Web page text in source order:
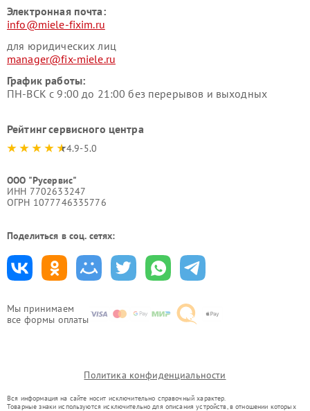
Мы принимаем
все формы оплаты
Электронная почта:
info@miele-fixim.ru
для юридических лиц
manager@fix-miele.ru
График работы:
ПН-ВСК с 9:00 до 21:00 без перерывов и выходных
Рейтинг сервисного центра
4.9-5.0
ООО "Русервис"
ИНН 7702633247
ОГРН 1077746335776
Поделиться в соц. сетях:
Политика конфиденциальности
Вся информация на сайте носит исключительно справочный характер.
Товарные знаки используются исключительно для описания устройств, в отношении которых